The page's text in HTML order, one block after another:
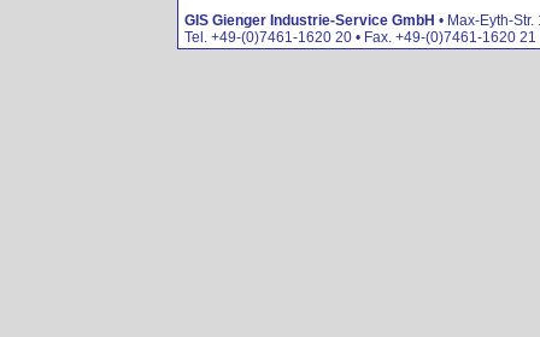
GIS Gienger Industrie-Service GmbH • Max-Eyth-
Tel. +49-(0)7461-1620 20 • Fax. +49-(0)7461-1620